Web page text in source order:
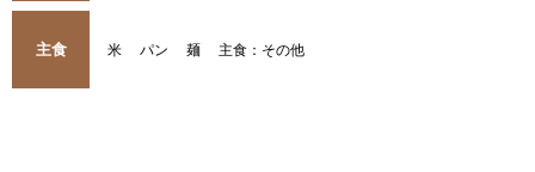
主食 米 パン 麺 主食：その他